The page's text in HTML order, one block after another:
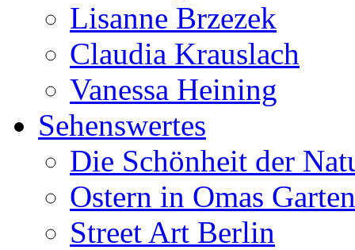
Lisanne Brzezek
Claudia Krauslach
Vanessa Heining
Sehenswertes
Die Schönheit der
Ostern in Omas Garten
Street Art Berlin